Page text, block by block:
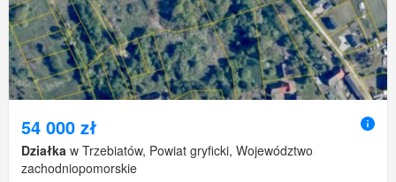
54 000 zł
Działka w Trzebiatów, Powiat gryficki, Województwo
zachodniopomorskie